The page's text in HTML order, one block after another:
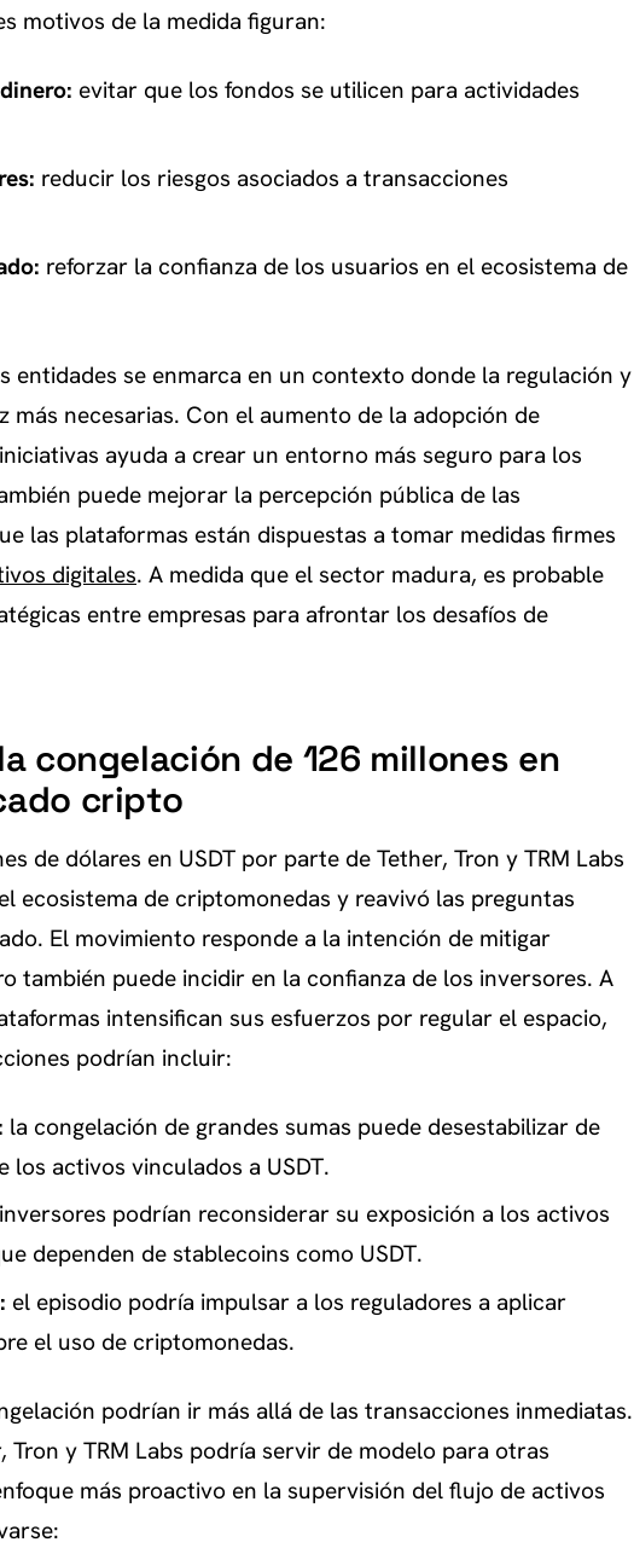
motivos de la medida figuran:
evitar que los fondos se utilicen para actividades
reducir los riesgos asociados a transacciones
reforzar la confianza de los usuarios en el ecosistema de
entidades se enmarca en un contexto donde la regulación y
más necesarias. Con el aumento de la adopción de
ayuda a crear un entorno más seguro para los
puede mejorar la percepción pública de las
las plataformas están dispuestas a tomar medidas firmes
digitales. A medida que el sector madura, es probable
entre empresas para afrontar los desafíos de
congelación de 126 millones en
cripto
de dólares en USDT por parte de Tether, Tron y TRM Labs
ecosistema de criptomonedas y reavivó las preguntas
El movimiento responde a la intención de mitigar
también puede incidir en la confianza de los inversores. A
intensifican sus esfuerzos por regular el espacio,
podrían incluir:
la congelación de grandes sumas puede desestabilizar de
activos vinculados a USDT.
podrían reconsiderar su exposición a los activos
dependen de stablecoins como USDT.
el episodio podría impulsar a los reguladores a aplicar
el uso de criptomonedas.
podrían ir más allá de las transacciones inmediatas.
Tron y TRM Labs podría servir de modelo para otras
más proactivo en la supervisión del flujo de activos